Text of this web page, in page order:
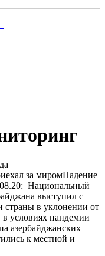
за миромПадение
Национальный
выступил с
страны в уклонении от
в условиях пандемии
азербайджанских
к местной и